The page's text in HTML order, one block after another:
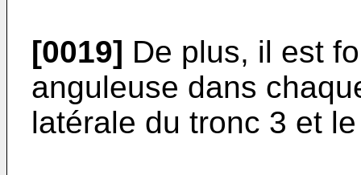
[0019] De plus, il est
anguleuse dans
latérale du tronc 3 et